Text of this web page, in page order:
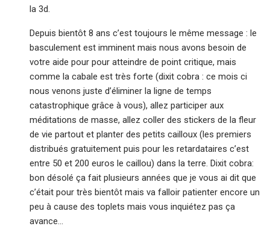
la 3d.
Depuis bientôt 8 ans c’est toujours le même message : le
basculement est imminent mais nous avons besoin de
votre aide pour pour atteindre de point critique, mais
comme la cabale est très forte (dixit cobra : ce mois ci
nous venons juste d’éliminer la ligne de temps
catastrophique grâce à vous), allez participer aux
méditations de masse, allez coller des stickers de la fleur
de vie partout et planter des petits cailloux (les premiers
distribués gratuitement puis pour les retardataires c’est
entre 50 et 200 euros le caillou) dans la terre. Dixit cobra:
bon désolé ça fait plusieurs années que je vous ai dit que
c’était pour très bientôt mais va falloir patienter encore un
peu à cause des toplets mais vous inquiétez pas ça
avance…